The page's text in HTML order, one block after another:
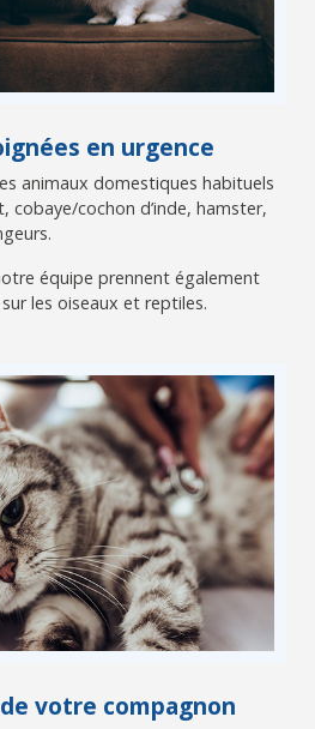
en urgence
animaux domestiques habituels
cobaye/cochon d’inde, hamster,
équipe prennent également
les oiseaux et reptiles.
votre compagnon